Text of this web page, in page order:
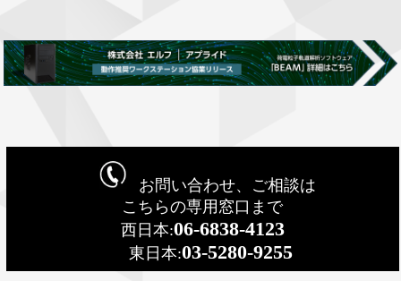
お問い合わせ、ご相談は
こちらの専用窓口まで
西日本:06-6838-4123
東日本:03-5280-9255